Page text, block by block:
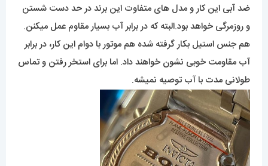
ضد آبی این کار و مدل های متفاوت این برند در حد دست شستن
و روزمرگی خواهد بود.البته که در برابر آب بسیار مقاوم عمل میکنن.
هم جنس استیل بکار گرفته شده هم موتور با دوام این کار، در برابر
آب مقاومت خوبی نشون خواهند داد. اما برای استخر رفتن و تماس
طولانی مدت با آب توصیه نمیشه.